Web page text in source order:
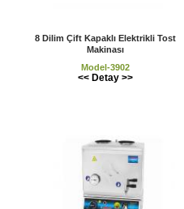
8 Dilim Çift Kapaklı Elektrikli Tost
Makinası
Model-3902
<< Detay >>